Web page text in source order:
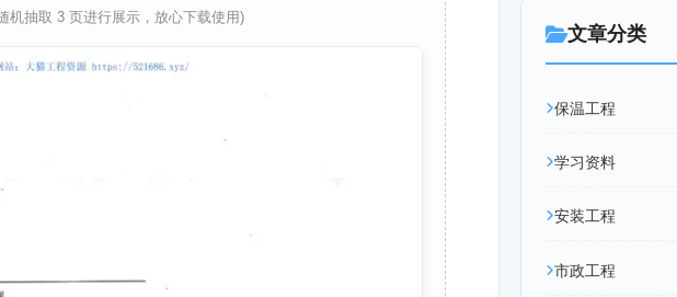
机抽取 3 页进行展示，放心下载使用)
文章分类
保温工程
学习资料
安装工程
市政工程